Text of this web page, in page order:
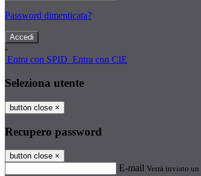
Password dimenticata?
-
Entra con SPID Entra con CIE
Seleziona utente
button close ×
Recupero password
button close ×
E-mail Verrà inviato